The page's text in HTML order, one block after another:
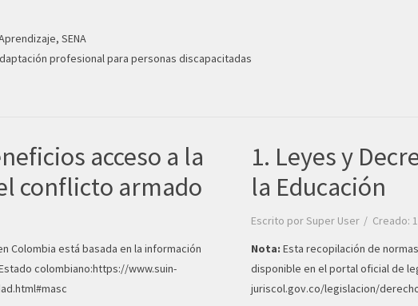
SENA
profesional para personas discapacitadas
acceso a la
conflicto armado
Colombia está basada en la información
colombiano:https://www.suin-
1. Leyes y
la Educación
Escrito porSuper User
Creado:
Nota: Esta recopilación de
disponible en el portal oficial de
juriscol.gov.co/legislacion/